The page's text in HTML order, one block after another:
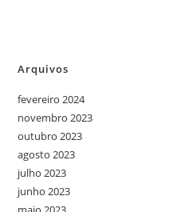
Arquivos
fevereiro 2024
novembro 2023
outubro 2023
agosto 2023
julho 2023
junho 2023